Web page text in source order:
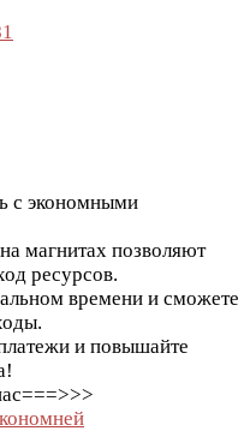
с экономными
магнитах позволяют
ресурсов.
времени и сможете
и повышайте